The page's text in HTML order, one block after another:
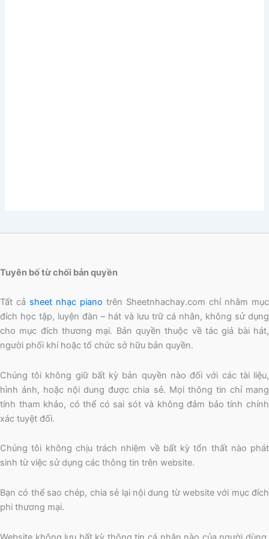
Tuyên bố từ chối bản quyền
Tất cả sheet nhạc piano trên Sheetnhachay.com chỉ nhằm mục
đích học tập, luyện đàn – hát và lưu trữ cá nhân, không sử dụng
cho mục đích thương mại. Bản quyền thuộc về tác giả bài hát,
người phối khí hoặc tổ chức sở hữu bản quyền.
Chúng tôi không giữ bất kỳ bản quyền nào đối với các tài liệu,
hình ảnh, hoặc nội dung được chia sẻ. Mọi thông tin chỉ mang
tính tham khảo, có thể có sai sót và không đảm bảo tính chính
xác tuyệt đối.
Chúng tôi không chịu trách nhiệm về bất kỳ tổn thất nào phát
sinh từ việc sử dụng các thông tin trên website.
Bạn có thể sao chép, chia sẻ lại nội dung từ website với mục đích
phi thương mại.